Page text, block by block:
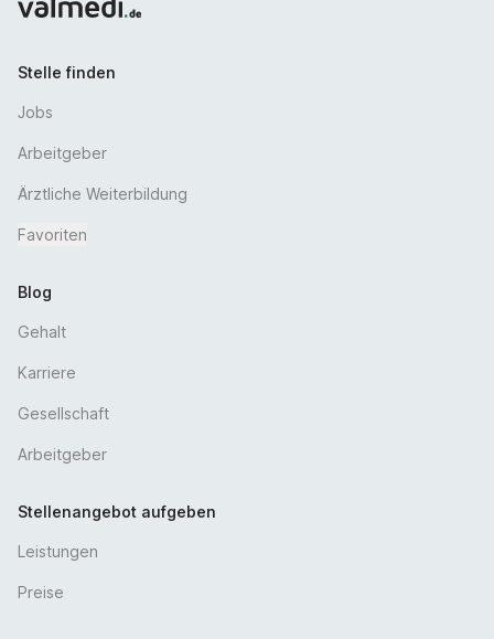
Stelle finden
Jobs
Arbeitgeber
Ärztliche Weiterbildung
Favoriten
Blog
Gehalt
Karriere
Gesellschaft
Arbeitgeber
Stellenangebot aufgeben
Leistungen
Preise